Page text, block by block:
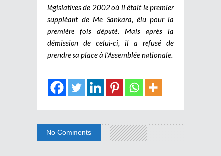
législatives de 2002 où il était le premier
suppléant de Me Sankara, élu pour la
première fois député. Mais après la
démission de celui-ci, il a refusé de
prendre sa place à l’Assemblée nationale.
No Comments